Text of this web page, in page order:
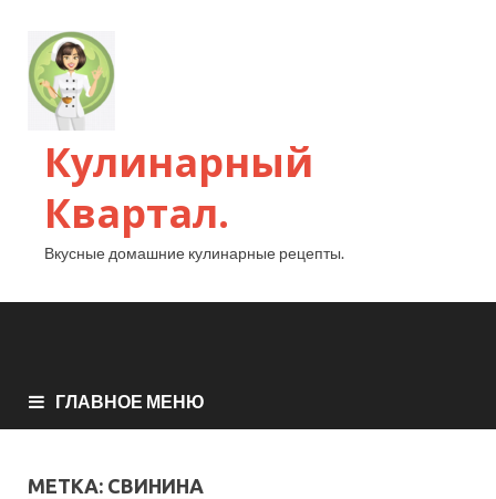
Кулинарный
Квартал.
Вкусные домашние кулинарные рецепты.
ГЛАВНОЕ МЕНЮ
МЕТКА: СВИНИНА